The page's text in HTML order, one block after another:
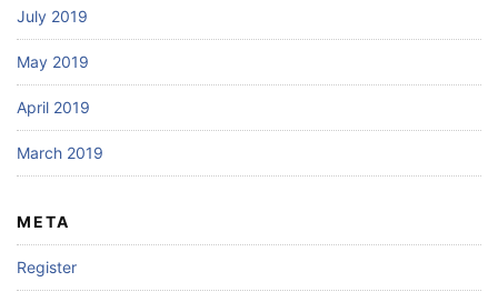
July 2019
May 2019
April 2019
March 2019
META
Register